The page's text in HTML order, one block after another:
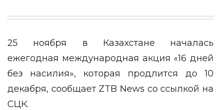
25 ноября в Казахстане началась
ежегодная международная акция «16 дней
без насилия», которая продлится до 10
декабря, сообщает ZTB News со ссылкой на
СЦК.